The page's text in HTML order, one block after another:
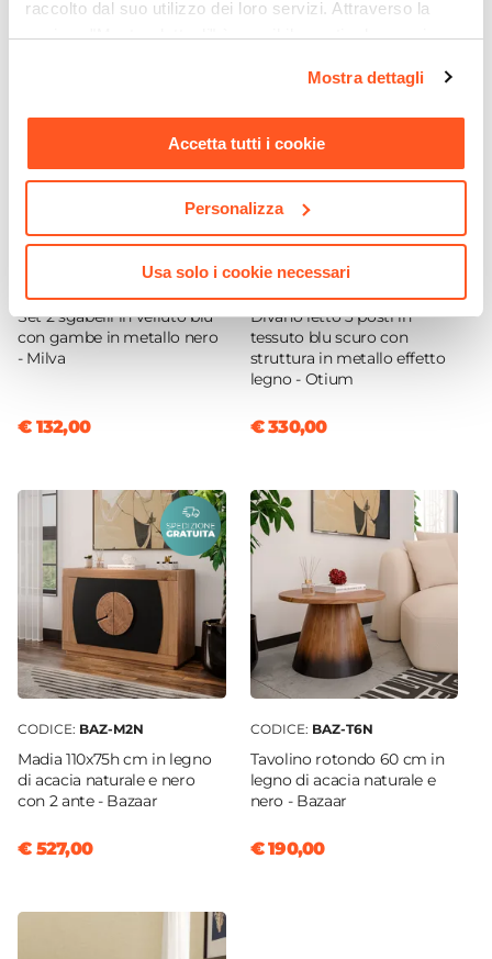
raccolto dal suo utilizzo dei loro servizi. Attraverso la
sezione "Mostra dettagli" è possibile gestire le proprie
momento. Per maggiori informazioni si invita a leggere la
nostraCookie Policy.
Mostra dettagli
Accetta tutti i cookie
Personalizza
Usa solo i cookie necessari
Sezione Gambe
Posti A Sedere
12 posti
Set 2 sgabelli in velluto blu
con gambe in metallo nero
- Milva
€ 132,00
Divano letto 3 posti in
tessuto blu scuro con
struttura in metallo effetto
legno - Otium
€ 330,00
CODICE: BAZ-M2N
Madia 110x75h cm in legno
di acacia naturale e nero
con 2 ante - Bazaar
€ 527,00
CODICE: BAZ-T6N
Tavolino rotondo 60 cm in
legno di acacia naturale e
nero - Bazaar
€ 190,00